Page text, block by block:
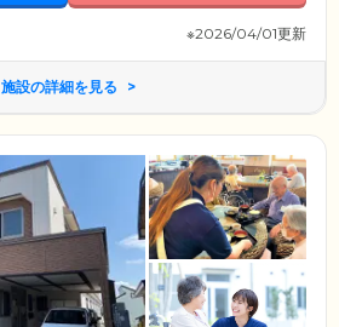
※2026/04/01更新
施設の詳細を見る